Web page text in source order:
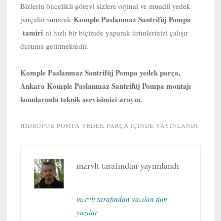
Bizlerin öncelikli görevi sizlere orjinal ve muadil yedek
parçalar sunarak Komple Paslanmaz Santrifüj Pompa
tamiri ni hızlı bir biçimde yaparak ürünlerinizi çalışır
duruma getirmektedir.
Komple Paslanmaz Santrifüj Pompa yedek parça,
Ankara Komple Paslanmaz Santrifüj Pompa montajı
konularında teknik servisimizi arayın.
HIDROFOR POMPA YEDEK PARÇA IÇINDE YAYINLANDI
mzrvlt tarafından yayımlandı
mzrvlt tarafından yazılan tüm
yazılar